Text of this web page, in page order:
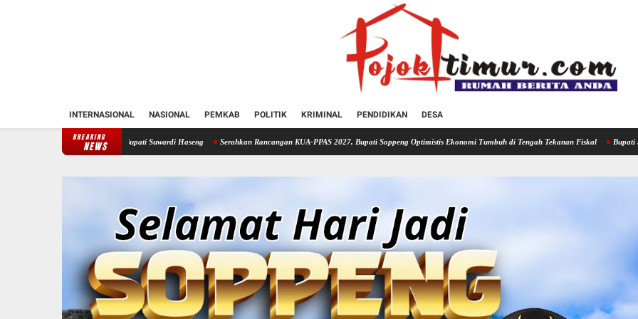
INTERNASIONAL NASIONAL PEMKAB POLITIK KRIMINAL PENDIDIKAN DESA
BREAKING
NEWS
Temui Bupati Suwardi Haseng Serahkan Rancangan KUA-PPAS 2027, Bupati Soppeng Optimistis Ekonomi Tumbuh di Tengah Tekanan Fiskal Bupati Soppeng Hadiri